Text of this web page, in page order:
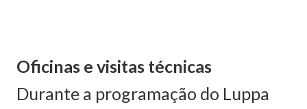
Oficinas e visitas técnicas
Durante a programação do Luppa